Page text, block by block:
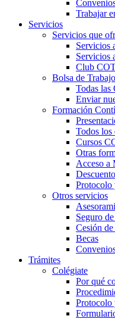
Trabajar
Servicios
Servicios que
Servicios
Servicios
Club
Bolsa de Trabajo
Todas las
Enviar
Formación
Todos los
Cursos
Otras
Acceso a
Protocolo
Otros servicios
Seguro
Cesión de
Becas
Trámites
Colégiate
Por qué
Protocolo